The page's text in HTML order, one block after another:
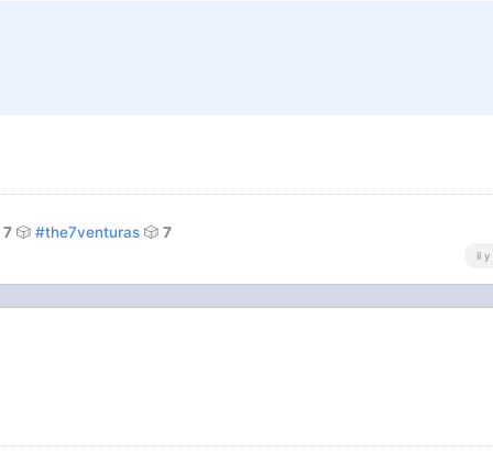
7🎲 #the7venturas🎲 7
il y